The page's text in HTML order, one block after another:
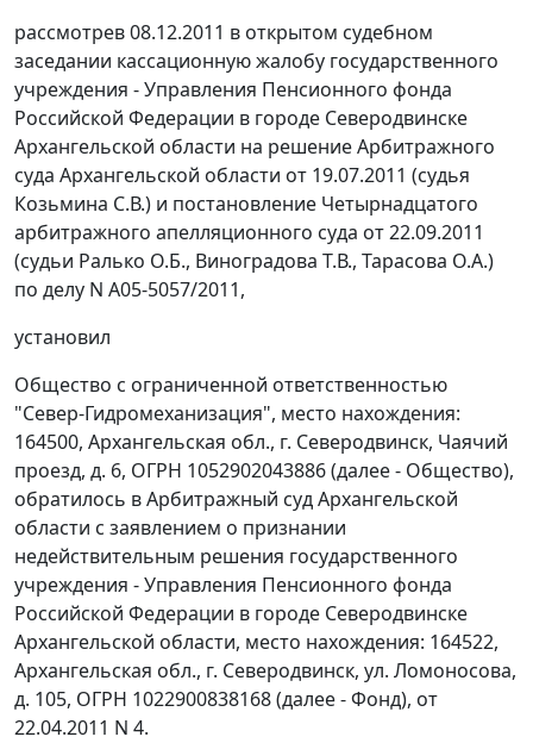
рассмотрев 08.12.2011 в открытом судебном
заседании кассационную жалобу государственного
учреждения - Управления Пенсионного фонда
Российской Федерации в городе Северодвинске
Архангельской области на решение Арбитражного
суда Архангельской области от 19.07.2011 (судья
Козьмина С.В.) и постановление Четырнадцатого
арбитражного апелляционного суда от 22.09.2011
(судьи Ралько О.Б., Виноградова Т.В., Тарасова О.А.)
по делу N А05-5057/2011,
установил
Общество с ограниченной ответственностью
"Север-Гидромеханизация", место нахождения:
164500, Архангельская обл., г. Северодвинск, Чаячий
проезд, д. 6, ОГРН 1052902043886 (далее - Общество),
обратилось в Арбитражный суд Архангельской
области с заявлением о признании
недействительным решения государственного
учреждения - Управления Пенсионного фонда
Российской Федерации в городе Северодвинске
Архангельской области, место нахождения: 164522,
Архангельская обл., г. Северодвинск, ул. Ломоносова,
д. 105, ОГРН 1022900838168 (далее - Фонд), от
22.04.2011 N 4.